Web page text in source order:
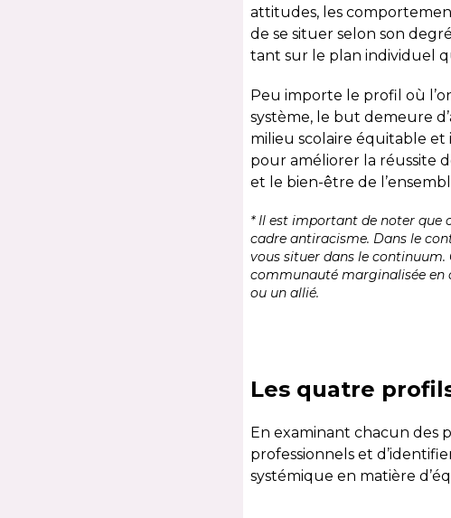
attitudes, les
de se situer selon son
tant sur le plan individuel
Peu importe le profil où
système, le but demeure
milieu scolaire équitable et
pour améliorer la réussite
et le bien-être de
* Il est important de noter que
cadre antiracisme. Dans le
vous situer dans le continuum.
communauté marginalisée en
ou un allié.
Les quatre
En examinant chacun des
professionnels et
systémique en matière